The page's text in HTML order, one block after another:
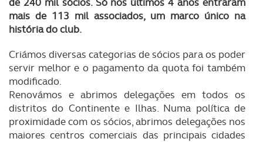
mais de 113 mil associados, um marco único na
história do club.
Criámos diversas categorias de sócios para os poder
servir melhor e o pagamento da quota foi também
modificado.
Renovámos e abrimos delegações em todos os
distritos do Continente e Ilhas. Numa política de
proximidade com os sócios, abrimos delegações nos
maiores centros comerciais das principais cidades